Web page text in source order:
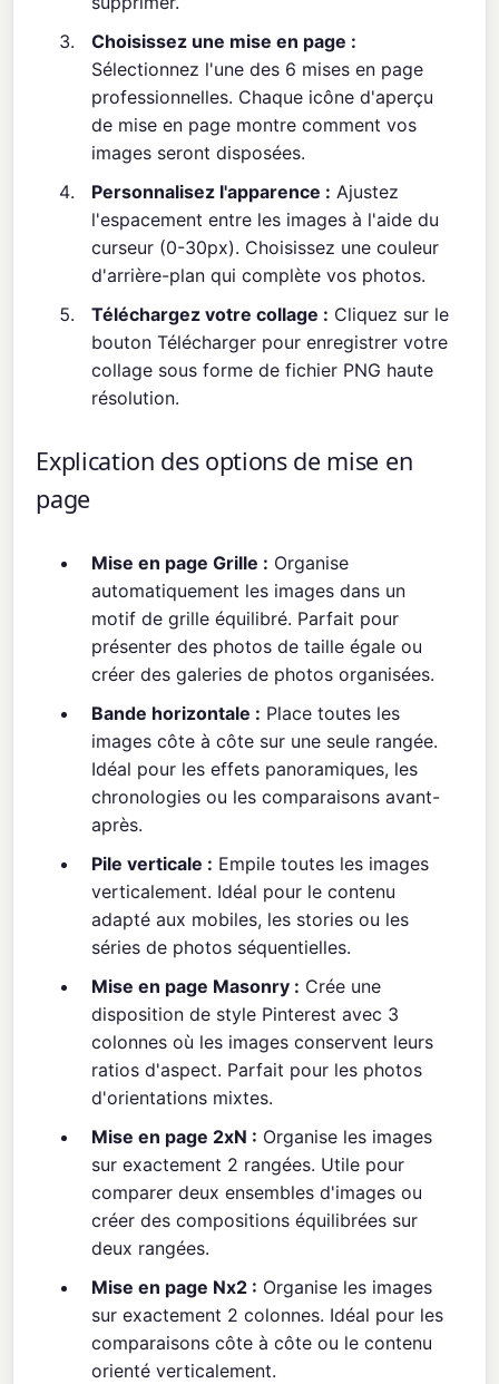
Choisissez une mise en page :
Sélectionnez l'une des 6 mises en page
professionnelles. Chaque icône d'aperçu
de mise en page montre comment vos
images seront disposées.
Personnalisez l'apparence : Ajustez
l'espacement entre les images à l'aide du
curseur (0-30px). Choisissez une couleur
d'arrière-plan qui complète vos photos.
Téléchargez votre collage : Cliquez sur le
bouton Télécharger pour enregistrer votre
collage sous forme de fichier PNG haute
résolution.
Explication des options de mise en
page
Mise en page Grille : Organise
automatiquement les images dans un
motif de grille équilibré. Parfait pour
présenter des photos de taille égale ou
créer des galeries de photos organisées.
Bande horizontale : Place toutes les
images côte à côte sur une seule rangée.
Idéal pour les effets panoramiques, les
chronologies ou les comparaisons avant-
après.
Pile verticale : Empile toutes les images
verticalement. Idéal pour le contenu
adapté aux mobiles, les stories ou les
séries de photos séquentielles.
Mise en page Masonry : Crée une
disposition de style Pinterest avec 3
colonnes où les images conservent leurs
ratios d'aspect. Parfait pour les photos
d'orientations mixtes.
Mise en page 2xN : Organise les images
sur exactement 2 rangées. Utile pour
comparer deux ensembles d'images ou
créer des compositions équilibrées sur
deux rangées.
Mise en page Nx2 : Organise les images
sur exactement 2 colonnes. Idéal pour les
comparaisons côte à côte ou le contenu
orienté verticalement.